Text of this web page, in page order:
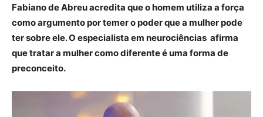
Fabiano de Abreu acredita que o homem utiliza a força
como argumento por temer o poder que a mulher pode
ter sobre ele. O especialista em neurociências afirma
que tratar a mulher como diferente é uma forma de
preconceito.